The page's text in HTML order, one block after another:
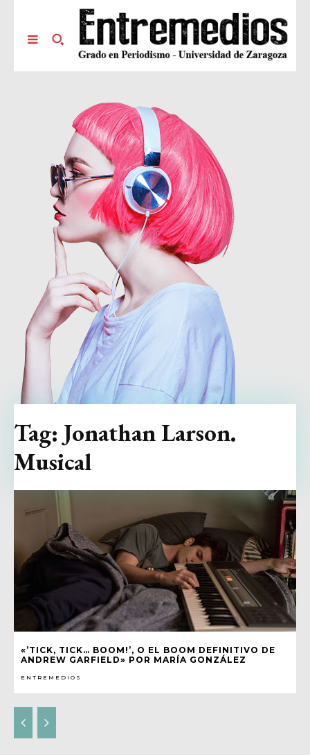
«’TICK, TICK… BOOM!’, O EL BOOM DEFINITIVO DE
ANDREW GARFIELD» POR MARÍA GONZÁLEZ
ENTREMEDIOS
Tag: Jonathan Larson.
Musical